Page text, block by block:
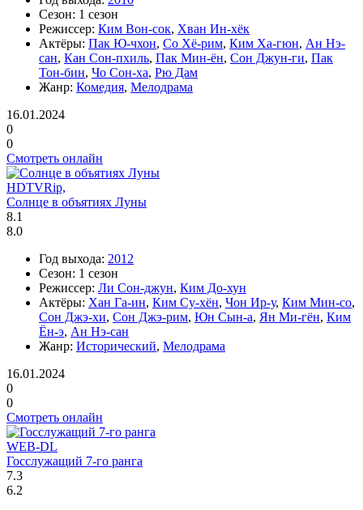
Сезон: 1 сезон
Режиссер: Ким Вон-сок, Хван Ин-хёк
Актёры: Пак Ю-чхон, Со Хё-рим, Ким Ха-гюн, Ан Нэ-
сан, Кан Сон-пхиль, Пак Мин-ён, Сон Джун-ги, Пак
Тон-бин, Чо Сон-ха, Рю Дам
Жанр: Комедия, Мелодрама
16.01.2024
0
0
Смотреть онлайн
HDTVRip,
Солнце в объятиях Луны
8.1
8.0
Год выхода: 2012
Сезон: 1 сезон
Режиссер: Ли Сон-джун, Ким До-хун
Актёры: Хан Га-ин, Ким Су-хён, Чон Ир-у, Ким Мин-со,
Сон Джэ-хи, Сон Джэ-рим, Юн Сын-а, Ян Ми-гён, Ким
Ён-э, Ан Нэ-сан
Жанр: Исторический, Мелодрама
16.01.2024
0
0
Смотреть онлайн
WEB-DL
Госслужащий 7-го ранга
7.3
6.2